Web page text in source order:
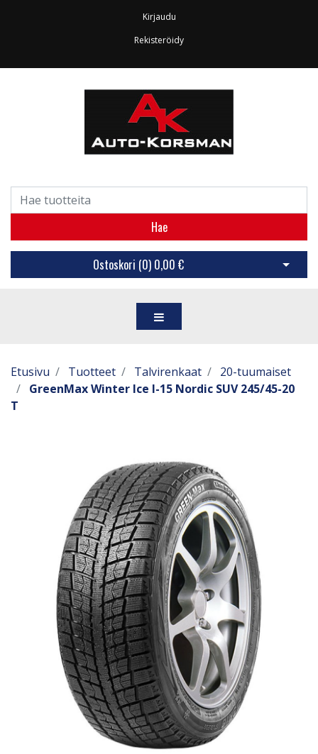
Kirjaudu
Rekisteröidy
Hae
Ostoskori (0) 0,00 € Avaa
Etusivu Tuotteet Talvirenkaat
20-tuumaiset
GreenMax Winter Ice I-15 Nordic SUV 245/45-20
T